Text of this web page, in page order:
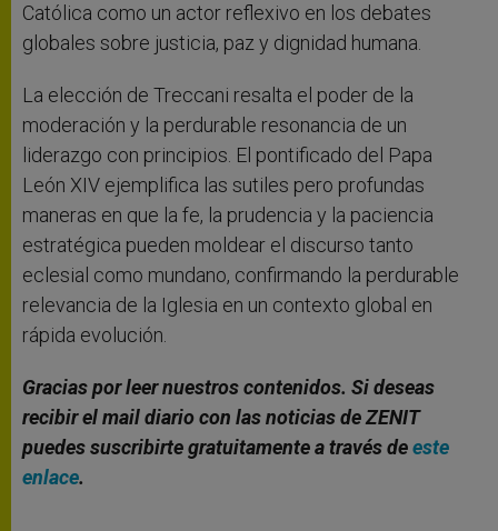
Católica como un actor reflexivo en los debates
globales sobre justicia, paz y dignidad humana.
La elección de Treccani resalta el poder de la
moderación y la perdurable resonancia de un
liderazgo con principios. El pontificado del Papa
León XIV ejemplifica las sutiles pero profundas
maneras en que la fe, la prudencia y la paciencia
estratégica pueden moldear el discurso tanto
eclesial como mundano, confirmando la perdurable
relevancia de la Iglesia en un contexto global en
rápida evolución.
Gracias por leer nuestros contenidos. Si deseas
recibir el mail diario con las noticias de ZENIT
puedes suscribirte gratuitamente a través deeste
enlace.